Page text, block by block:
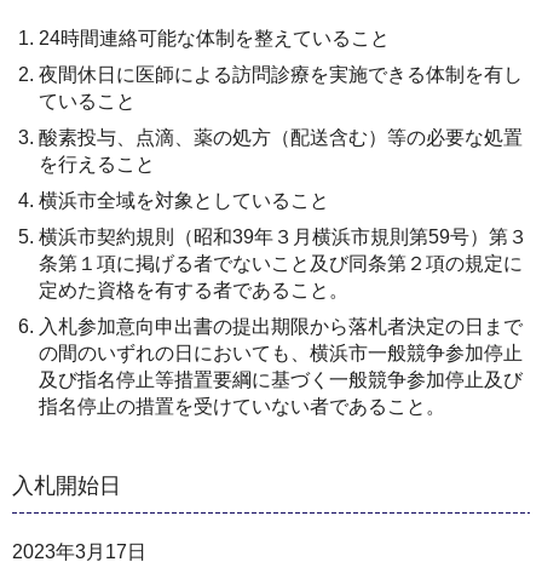
24時間連絡可能な体制を整えていること
夜間休日に医師による訪問診療を実施できる体制を有し
ていること
酸素投与、点滴、薬の処方（配送含む）等の必要な処置
を行えること
横浜市全域を対象としていること
横浜市契約規則（昭和39年３月横浜市規則第59号）第３
条第１項に掲げる者でないこと及び同条第２項の規定に
定めた資格を有する者であること。
入札参加意向申出書の提出期限から落札者決定の日まで
の間のいずれの日においても、横浜市一般競争参加停止
及び指名停止等措置要綱に基づく一般競争参加停止及び
指名停止の措置を受けていない者であること。
入札開始日
2023年3月17日